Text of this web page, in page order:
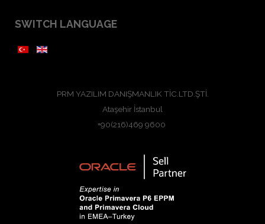
SWITCH LANGUAGE
PRM YAZILIM DANIŞMANLIK TİC.LTD.ŞTİ.
Ataşehir İstanbul
+90(216)469 9600